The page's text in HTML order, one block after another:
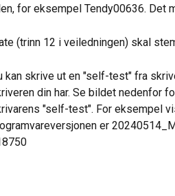
for eksempel Tendy00636. Det
(trinn 12 i veiledningen) skal
kan skrive ut en "self-test" fra
din har. Se bildet nedenfor
"self-test". For eksempel
er